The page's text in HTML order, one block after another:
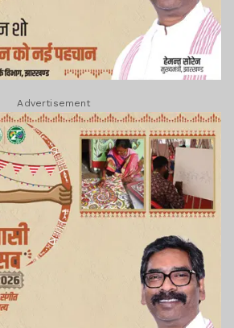
Advertisement